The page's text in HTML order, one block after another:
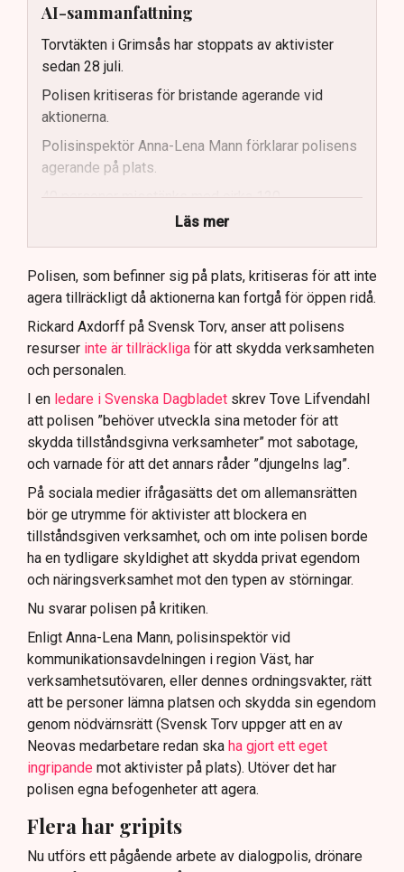
AI-sammanfattning
Torvtäkten i Grimsås har stoppats av aktivister
sedan 28 juli.
Polisen kritiseras för bristande agerande vid
aktionerna.
Polisinspektör Anna-Lena Mann förklarar polisens
agerande på plats.
40 personer misstänks med cirka 120
brottsmisstankar kopplade.
Polisen använder drönare och uniformerad polis
för att dokumentera bevis.
Samtidigt är polisarbetet komplext när det gäller
att navigera juridiska rättigheter och gränser.
Läs mer
Polisen, som befinner sig på plats, kritiseras för att inte
agera tillräckligt då aktionerna kan fortgå för öppen ridå.
Rickard Axdorff på Svensk Torv, anser att polisens
resurser inte är tillräckliga för att skydda verksamheten
och personalen.
I en ledare i Svenska Dagbladet skrev Tove Lifvendahl
att polisen ”behöver utveckla sina metoder för att
skydda tillståndsgivna verksamheter” mot sabotage,
och varnade för att det annars råder ”djungelns lag”.
På sociala medier ifrågasätts det om allemansrätten
bör ge utrymme för aktivister att blockera en
tillståndsgiven verksamhet, och om inte polisen borde
ha en tydligare skyldighet att skydda privat egendom
och näringsverksamhet mot den typen av störningar.
Nu svarar polisen på kritiken.
Enligt Anna-Lena Mann, polisinspektör vid
kommunikationsavdelningen i region Väst, har
verksamhetsutövaren, eller dennes ordningsvakter, rätt
att be personer lämna platsen och skydda sin egendom
genom nödvärnsrätt (Svensk Torv uppger att en av
Neovas medarbetare redan ska ha gjort ett eget
ingripande mot aktivister på plats). Utöver det har
polisen egna befogenheter att agera.
Flera har gripits
Nu utförs ett pågående arbete av dialogpolis, drönare